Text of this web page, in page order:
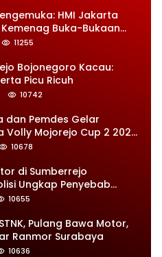
HMI Jakarta
Buka-Bukaan
Bermasalah
11255
Bojonegoro Kacau:
Picu Ricuh
10742
dan Pemdes Gelar
Volly Mojorejo Cup 2 2025,
10678
di Sumberrejo
Ungkap Penyebab
10655
Pulang Bawa Motor,
Ranmor Surabaya
10636